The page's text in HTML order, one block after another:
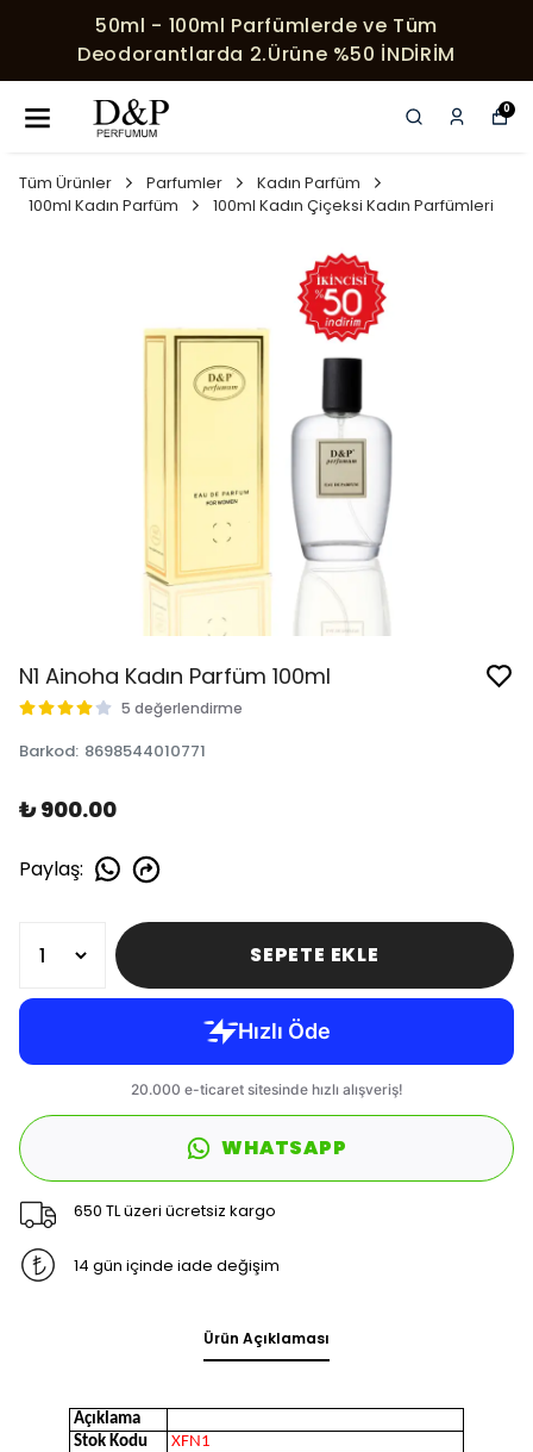
ve Tüm
%50 İNDİRİM
HER SIPARIŞE ÖZEL
0
Tüm Ürünler Parfumler
Kadın Parfüm
100ml Kadın Parfüm
100ml Kadın Çiçeksi Kadın Parfümleri
N1 Ainoha Kadın Parfüm 100ml
5 değerlendirme
Barkod: 8698544010771
₺ 900.00
Paylaş:
SEPETE EKLE
WHATSAPP
650 TL üzeri ücretsiz kargo
14 gün içinde iade değişim
Ürün Açıklaması
Açıklama
Stok Kodu
XFN1